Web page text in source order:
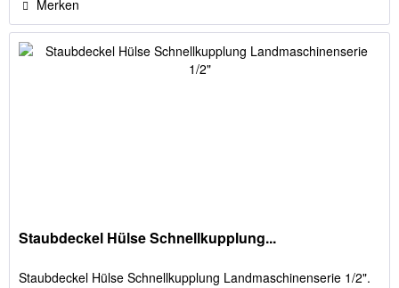
Merken
Staubdeckel Hülse Schnellkupplung...
Staubdeckel Hülse Schnellkupplung Landmaschinenserie 1/2".